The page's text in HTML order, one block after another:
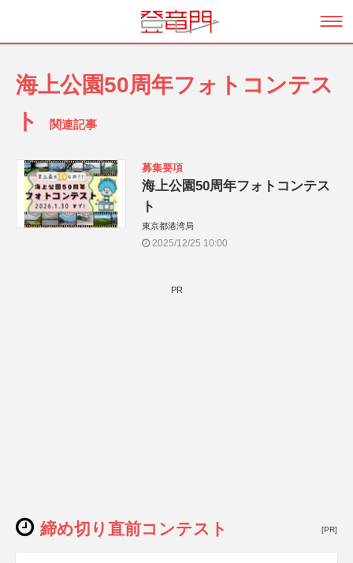
海上公園50周年フォトコンテス
ト
関連記事
募集要項
海上公園50周年フォトコンテス
ト
東京都港湾局
2025/12/25 10:00
PR
締め切り直前コンテスト [PR]